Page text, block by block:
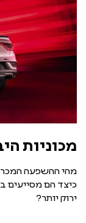
מכוניות
מהי ההשפעה
כיצד הם מסייעים
ירוק יותר?